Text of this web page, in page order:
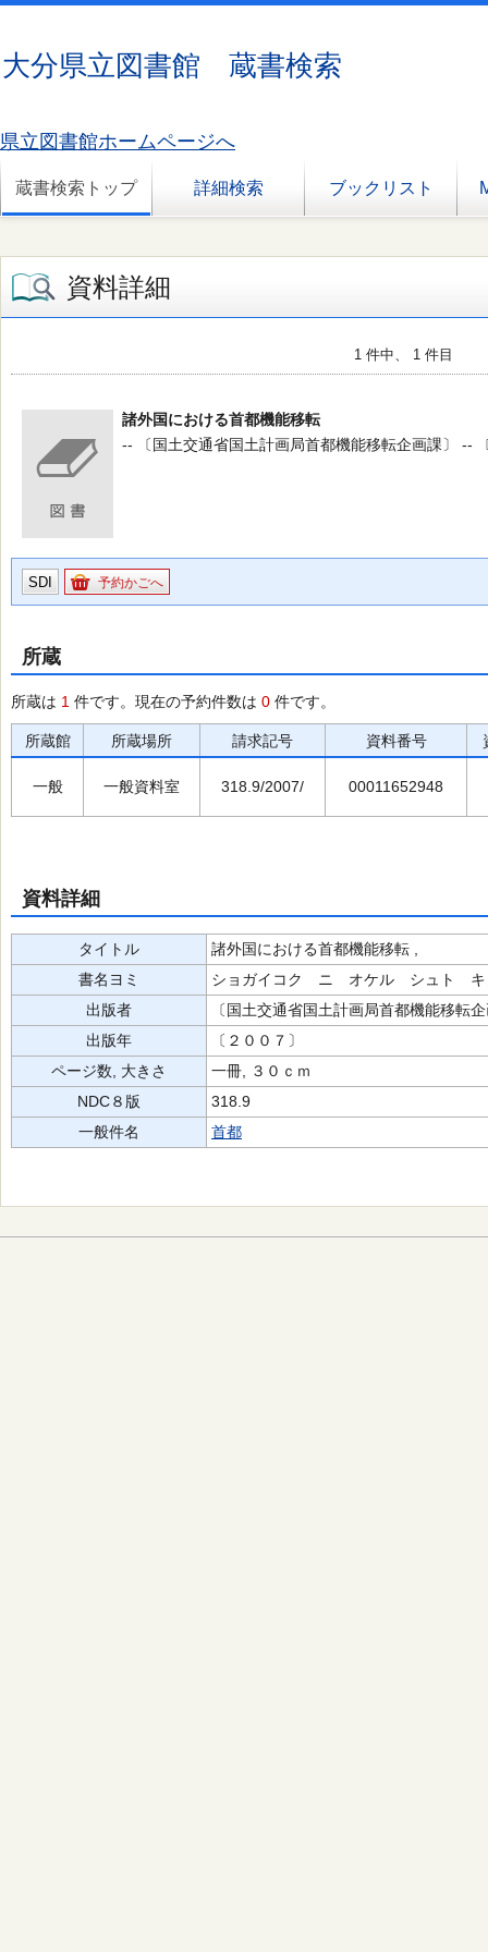
大分県立図書館 蔵書検索
県立図書館ホームページへ
蔵書検索トップ 詳細検索 ブックリスト
資料詳細
1 件中、 1 件目
諸外国における首都機能移転
-- 〔国土交通省国土計画局首都機能移転企画課〕 --
SDI 予約かごへ
所蔵
所蔵は 1 件です。現在の予約件数は 0 件です。
所蔵館 所蔵場所 請求記号 資料番号
一般 一般資料室 318.9/2007/ 00011652948
資料詳細
タイトル
諸外国における首都機能移転 ,
書名ヨミ
ショガイコク ニ オケル シュト キ
出版者
〔国土交通省国土計画局首都機能移転
出版年
〔２００７〕
ページ数, 大きさ
一冊, ３０ｃｍ
NDC８版
318.9
一般件名
首都